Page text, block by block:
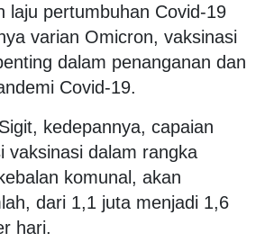
laju pertumbuhan Covid-19
varian Omicron, vaksinasi
dalam penanganan dan
Covid-19.
kedepannya, capaian
vaksinasi dalam rangka
komunal, akan
dari 1,1 juta menjadi 1,6
hari.